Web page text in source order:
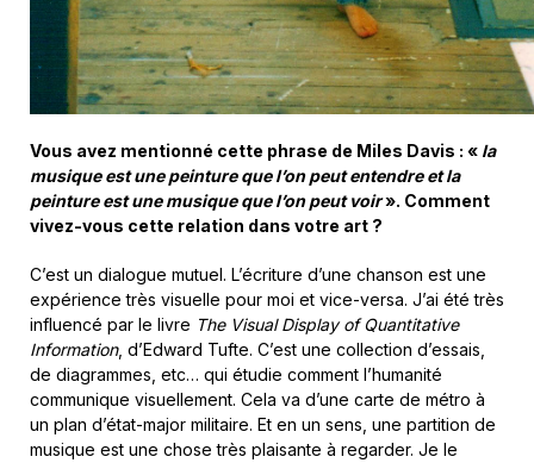
Vous avez mentionné cette phrase de Miles Davis : « la
musique est une peinture que l’on peut entendre et la
peinture est une musique que l’on peut voir». Comment
vivez-vous cette relation dans votre art ?
C’est un dialogue mutuel. L’écriture d’une chanson est une
expérience très visuelle pour moi et vice-versa. J’ai été très
influencé par le livre The Visual Display of Quantitative
Information, d’Edward Tufte. C’est une collection d’essais,
de diagrammes, etc… qui étudie comment l’humanité
communique visuellement. Cela va d’une carte de métro à
un plan d’état-major militaire. Et en un sens, une partition de
musique est une chose très plaisante à regarder. Je le